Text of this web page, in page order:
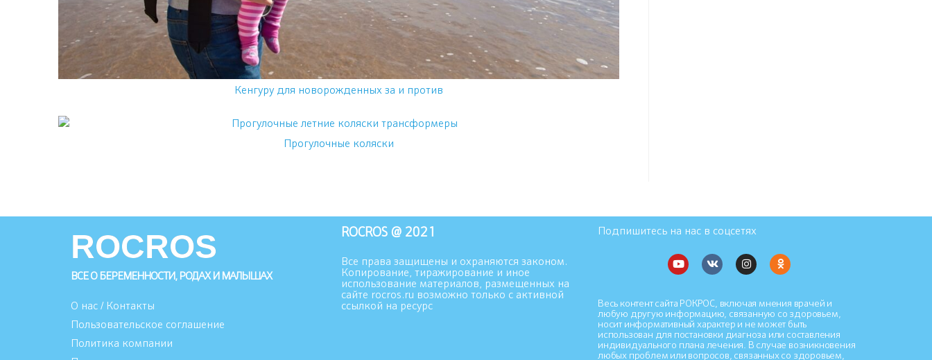
Кенгуру для новорожденных за и против
Прогулочные коляски
ROCROS
ВСЕ О БЕРЕМЕННОСТИ, РОДАХ И МАЛЫШАХ
О нас / Контакты
Пользовательское соглашение
Политика компании
ROCROS @ 2021
Все права защищены и охраняются законом.
Копирование, тиражирование и иное
использование материалов, размещенных на
сайте rocros.ru возможно только с активной
ссылкой на ресурс
Подпишитесь на нас в соцсетях
Весь контент сайта РОКРОС, включая мнения врачей и
любую другую информацию, связанную со здоровьем,
носит информативный характер и не может быть
использован для постановки диагноза или составления
индивидуального плана лечения. В случае возникновения
любых проблем или вопросов, связанных со здоровьем,